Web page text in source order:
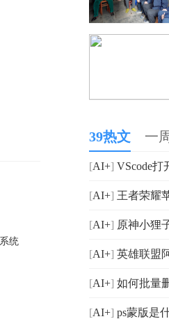
统
39热文 一
[AI+] VScode打开重构
[AI+] 王者荣耀苹果账
[AI+] 原神小狸子怎
[AI+] 英雄联盟阿木木
[AI+] 如何批量删除
[AI+] ps蒙版是